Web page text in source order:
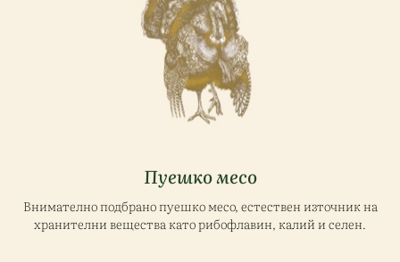
Пуешко месо
Внимателно подбрано пуешко месо, естествен източник на
хранителни вещества като рибофлавин, калий и селен.